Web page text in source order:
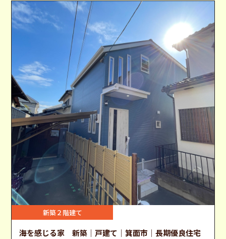
新築２階建て
海を感じる家 新築｜戸建て｜箕面市｜長期優良住宅